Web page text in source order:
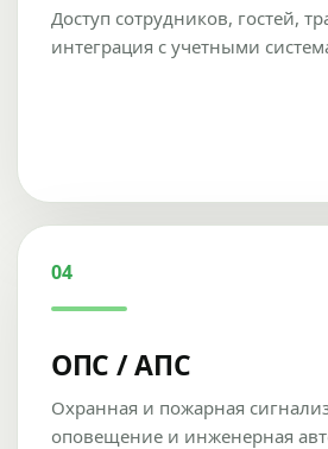
Доступ сотрудников, гостей,
интеграция с учетными
04
ОПС / АПС
Охранная и пожарная
оповещение и инженерная